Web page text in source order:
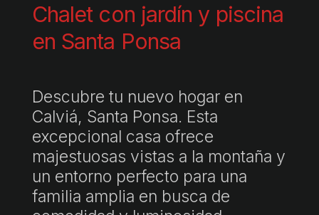
Chalet con jardín y piscina
en Santa Ponsa
Descubre tu nuevo hogar en
Calviá, Santa Ponsa. Esta
excepcional casa ofrece
majestuosas vistas a la montaña y
un entorno perfecto para una
familia amplia en busca de